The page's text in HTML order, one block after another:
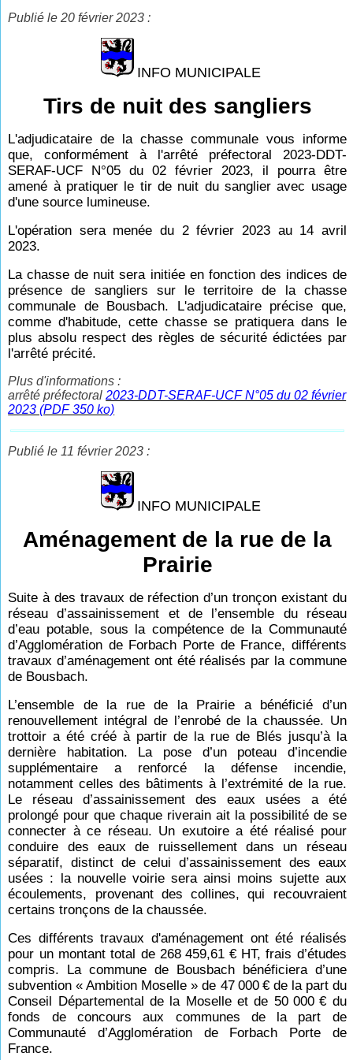
Publié le 20 février 2023 :
INFO MUNICIPALE
Tirs de nuit des sangliers
L'adjudicataire de la chasse communale vous informe
que, conformément à l'arrêté préfectoral 2023-DDT-
SERAF-UCF N°05 du 02 février 2023, il pourra être
amené à pratiquer le tir de nuit du sanglier avec usage
d'une source lumineuse.
L'opération sera menée du 2 février 2023 au 14 avril
2023.
La chasse de nuit sera initiée en fonction des indices de
présence de sangliers sur le territoire de la chasse
communale de Bousbach. L'adjudicataire précise que,
comme d'habitude, cette chasse se pratiquera dans le
plus absolu respect des règles de sécurité édictées par
l'arrêté précité.
Plus d'informations :
arrêté préfectoral2023-DDT-SERAF-UCF N°05 du 02 février
2023 (PDF 350 ko)
Publié le 11 février 2023 :
INFO MUNICIPALE
Aménagement de la rue de la
Prairie
Suite à des travaux de réfection d’un tronçon existant du
réseau d’assainissement et de l’ensemble du réseau
d’eau potable, sous la compétence de la Communauté
d’Agglomération de Forbach Porte de France, différents
travaux d’aménagement ont été réalisés par la commune
de Bousbach.
L’ensemble de la rue de la Prairie a bénéficié d’un
renouvellement intégral de l’enrobé de la chaussée. Un
trottoir a été créé à partir de la rue de Blés jusqu’à la
dernière habitation. La pose d’un poteau d’incendie
supplémentaire a renforcé la défense incendie,
notamment celles des bâtiments à l’extrémité de la rue.
Le réseau d’assainissement des eaux usées a été
prolongé pour que chaque riverain ait la possibilité de se
connecter à ce réseau. Un exutoire a été réalisé pour
conduire des eaux de ruissellement dans un réseau
séparatif, distinct de celui d’assainissement des eaux
usées : la nouvelle voirie sera ainsi moins sujette aux
écoulements, provenant des collines, qui recouvraient
certains tronçons de la chaussée.
Ces différents travaux d'aménagement ont été réalisés
pour un montant total de 268 459,61 € HT, frais d’études
compris. La commune de Bousbach bénéficiera d’une
subvention « Ambition Moselle » de 47 000 € de la part du
Conseil Départemental de la Moselle et de 50 000 € du
fonds de concours aux communes de la part de
Communauté d’Agglomération de Forbach Porte de
France.